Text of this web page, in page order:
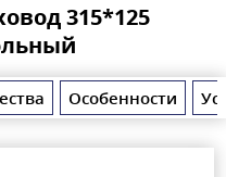
315*125
Особенности